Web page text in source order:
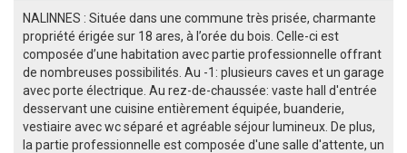
NALINNES : Située dans une commune très prisée, charmante
propriété érigée sur 18 ares, à l’orée du bois. Celle-ci est
composée d’une habitation avec partie professionnelle offrant
de nombreuses possibilités. Au -1: plusieurs caves et un garage
avec porte électrique. Au rez-de-chaussée: vaste hall d'entrée
desservant une cuisine entièrement équipée, buanderie,
vestiaire avec wc séparé et agréable séjour lumineux. De plus,
la partie professionnelle est composée d'une salle d'attente, un